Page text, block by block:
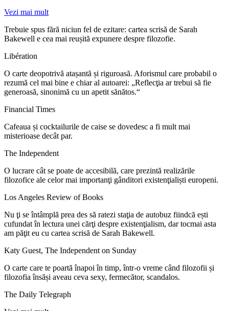
Vezi mai mult
Trebuie spus fără niciun fel de ezitare: cartea scrisă de Sarah
Bakewell e cea mai reușită expunere despre filozofie.
Libération
O carte deopotrivă atașantă și riguroasă. Aforismul care probabil o
rezumă cel mai bine e chiar al autoarei: „Reflecţia ar trebui să fie
generoasă, sinonimă cu un apetit sănătos.“
Financial Times
Cafeaua și cocktailurile de caise se dovedesc a fi mult mai
misterioase decât par.
The Independent
O lucrare cât se poate de accesibilă, care prezintă realizările
filozofice ale celor mai importanţi gânditori existenţialiști europeni.
Los Angeles Review of Books
Nu ţi se întâmplă prea des să ratezi staţia de autobuz fiindcă ești
cufundat în lectura unei cărţi despre existenţialism, dar tocmai asta
am păţit eu cu cartea scrisă de Sarah Bakewell.
Katy Guest, The Independent on Sunday
O carte care te poartă înapoi în timp, într-o vreme când filozofii și
filozofia însăși aveau ceva sexy, fermecător, scandalos.
The Daily Telegraph